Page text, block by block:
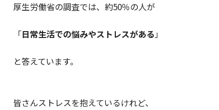
厚生労働省の調査では、約50％の人が
「日常生活での悩みやストレスがある」
と答えています。
皆さんストレスを抱えているけれど、